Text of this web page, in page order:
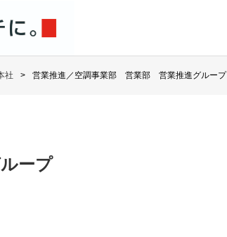
社 営業推進／空調事業部 営業部 営業推進グループ
ープ